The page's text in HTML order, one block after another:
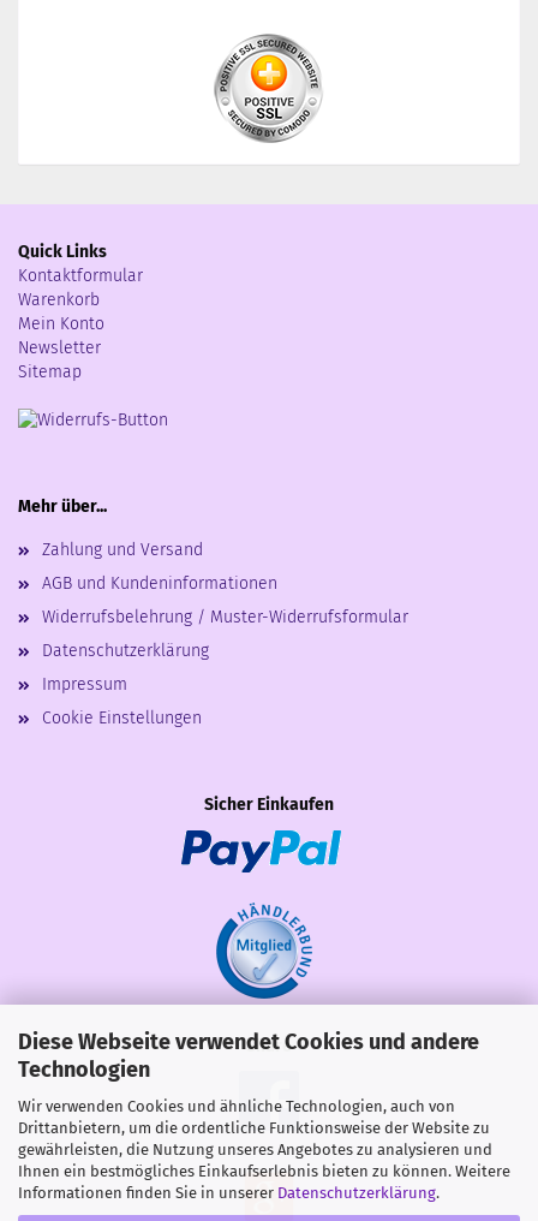
Diese Webseite verwendet Cookies und andere
Technologien
Wir verwenden Cookies und ähnliche Technologien, auch von
Drittanbietern, um die ordentliche Funktionsweise der Website zu
gewährleisten, die Nutzung unseres Angebotes zu analysieren und
Ihnen ein bestmögliches Einkaufserlebnis bieten zu können. Weitere
Informationen finden Sie in unserer Datenschutzerklärung.
Quick Links
Kontaktformular
Warenkorb
Mein Konto
Newsletter
Sitemap
Mehr über...
Zahlung und Versand
AGB und Kundeninformationen
Widerrufsbelehrung / Muster-Widerrufsformular
Datenschutzerklärung
Impressum
Cookie Einstellungen
Sicher Einkaufen
Share